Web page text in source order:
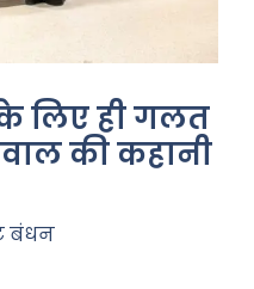
लिए ही गलत
की कहानी
बंधन